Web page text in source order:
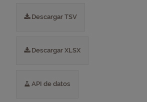
Descargar TSV
Descargar XLSX
API de datos